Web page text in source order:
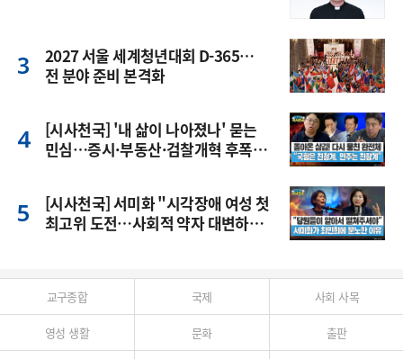
2027 서울 세계청년대회 D-365…
전 분야 준비 본격화
[시사천국] '내 삶이 나아졌나' 묻는
민심…증시·부동산·검찰개혁 후폭
[시사천국] 서미화 "시각장애 여성 첫
최고위 도전…사회적 약자 대변하겠
교구종합 국제 사회 사목
영성 생활 문화 출판